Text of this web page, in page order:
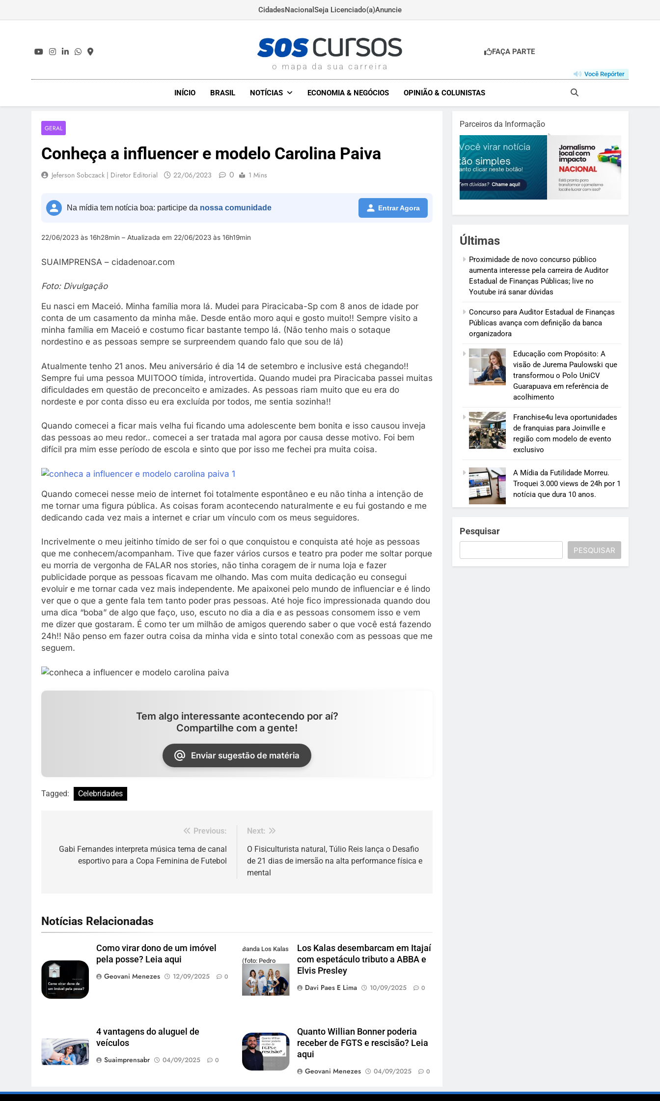
CidadesNacional Seja Licenciado(a)Anuncie
SOSCURSOS.COM.BR
o mapa da sua carreira
FAÇA PARTE
Você Repórter
INÍCIO BRASIL NOTÍCIAS ECONOMIA & NEGÓCIOS OPINIÃO & COLUNISTAS
GERAL
Conheça a influencer e modelo Carolina Paiva
Jeferson Sobczack | Diretor Editorial 22/06/2023 0 1 Mins
Na mídia tem notícia boa: participe da nossa comunidade Entrar Agora
22/06/2023 às 16h28min – Atualizada em 22/06/2023 às 16h19min
SUAIMPRENSA – cidadenoar.com
Foto: Divulgação
Eu nasci em Maceió. Minha família mora lá. Mudei para Piracicaba-Sp com 8 anos de idade por
conta de um casamento da minha mãe. Desde então moro aqui e gosto muito!! Sempre visito a
minha família em Maceió e costumo ficar bastante tempo lá. (Não tenho mais o sotaque
nordestino e as pessoas sempre se surpreendem quando falo que sou de lá)
Atualmente tenho 21 anos. Meu aniversário é dia 14 de setembro e inclusive está chegando!!
Sempre fui uma pessoa MUITOOO tímida, introvertida. Quando mudei pra Piracicaba passei muitas
dificuldades em questão de preconceito e amizades. As pessoas riam muito que eu era do
nordeste e por conta disso eu era excluída por todos, me sentia sozinha!!
Quando comecei a ficar mais velha fui ficando uma adolescente bem bonita e isso causou inveja
das pessoas ao meu redor.. comecei a ser tratada mal agora por causa desse motivo. Foi bem
difícil pra mim esse período de escola e sinto que por isso me fechei pra muita coisa.
Quando comecei nesse meio de internet foi totalmente espontâneo e eu não tinha a intenção de
me tornar uma figura pública. As coisas foram acontecendo naturalmente e eu fui gostando e me
dedicando cada vez mais a internet e criar um vínculo com os meus seguidores.
Incrivelmente o meu jeitinho tímido de ser foi o que conquistou e conquista até hoje as pessoas
que me conhecem/acompanham. Tive que fazer vários cursos e teatro pra poder me soltar porque
eu morria de vergonha de FALAR nos stories, não tinha coragem de ir numa loja e fazer
publicidade porque as pessoas ficavam me olhando. Mas com muita dedicação eu consegui
evoluir e me tornar cada vez mais independente. Me apaixonei pelo mundo de influenciar e é lindo
ver que o que a gente fala tem tanto poder pras pessoas. Até hoje fico impressionada quando dou
uma dica “boba” de algo que faço, uso, escuto no dia a dia e as pessoas consomem isso e vem
me dizer que gostaram. É como ter um milhão de amigos querendo saber o que você está fazendo
24h!! Não penso em fazer outra coisa da minha vida e sinto total conexão com as pessoas que me
seguem.
Tem algo interessante acontecendo por aí?
Compartilhe com a gente!
Enviar sugestão de matéria
Tagged: Celebridades
de
Previous:
Gabi Fernandes interpreta música tema de canal
esportivo para a Copa Feminina de Futebol
Next:
O Fisiculturista natural, Túlio Reis lança o Desafio
de 21 dias de imersão na alta performance física e
mental
Notícias Relacionadas
Como virar dono de um imóvel
pela posse? Leia aqui
Geovani Menezes
12/09/2025 0
Banda Los Kalas
(foto: Pedro
Oliveira)
Los Kalas desembarcam em Itajaí
com espetáculo tributo a ABBA e
Elvis Presley
Davi Paes E Lima
10/09/2025 0
4 vantagens do aluguel de
veículos
Suaimprensabr
04/09/2025 0
Quanto Willian Bonner poderia
receber de FGTS e rescisão? Leia
aqui
Geovani Menezes
04/09/2025 0
Parceiros da Informação
Últimas
Proximidade de novo concurso público
aumenta interesse pela carreira de Auditor
Estadual de Finanças Públicas; live no
Youtube irá sanar dúvidas
Concurso para Auditor Estadual de Finanças
Públicas avança com definição da banca
organizadora
Educação com Propósito: A
visão de Jurema Paulowski que
transformou o Polo UniCV
Guarapuava em referência de
acolhimento
Franchise4u leva oportunidades
de franquias para Joinville e
região com modelo de evento
exclusivo
A Mídia da Futilidade Morreu.
Troquei 3.000 views de 24h por 1
notícia que dura 10 anos.
Pesquisar
PESQUISAR